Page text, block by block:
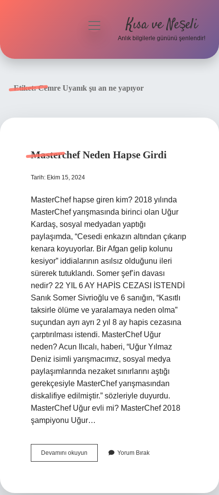
menüyü
Kısa ve Neşeli
Anlık bilgilerle gününü şenlendir!
Etiket:Cemre Uyanık şu an ne yapıyor
Masterchef Neden Hapse Girdi
Tarih: Ekim 15, 2024
MasterChef hapse giren kim? 2018 yılında
MasterChef yarışmasında birinci olan Uğur
Kardaş, sosyal medyadan yaptığı
paylaşımda, “Cesedi enkazın altından çıkarıp
kenara koyuyorlar. Bir Afgan gelip kolunu
kesiyor” iddialarının asılsız olduğunu ileri
sürerek tutuklandı. Somer şef’in davası
nedir? 22 YIL 6 AY ​​HAPİS CEZASI İSTENDİ
Sanık Somer Sivrioğlu ve 6 sanığın, “Kasıtlı
taksirle ölüme ve yaralamaya neden olma”
suçundan ayrı ayrı 2 yıl 8 ay hapis cezasına
çarptırılması istendi. MasterChef Uğur
neden? Acun Ilıcalı, haberi, “Uğur Yılmaz
Deniz isimli yarışmacımız, sosyal medya
paylaşımlarında nezaket sınırlarını aştığı
gerekçesiyle MasterChef yarışmasından
diskalifiye edilmiştir.” sözleriyle duyurdu.
MasterChef Uğur evli mi? MasterChef 2018
şampiyonu Uğur…
Devamını okuyun Masterchef
Neden
Yorum Bırak